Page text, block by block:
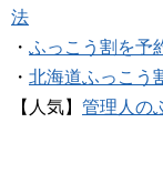
法
・ ふっこう割を予
・ 北海道ふっこう
【人気】 管理人の